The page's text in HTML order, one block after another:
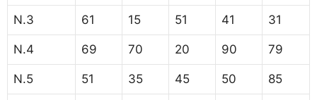
N.3 61 15 51 41 31
N.4 69 70 20 90 79
N.5 51 35 45 50 85